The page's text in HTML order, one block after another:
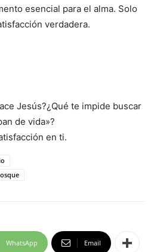
esencial para el alma. Solo
verdadera.
Jesús?¿Qué te impide buscar
de vida»?
en ti.
WhatsApp Email